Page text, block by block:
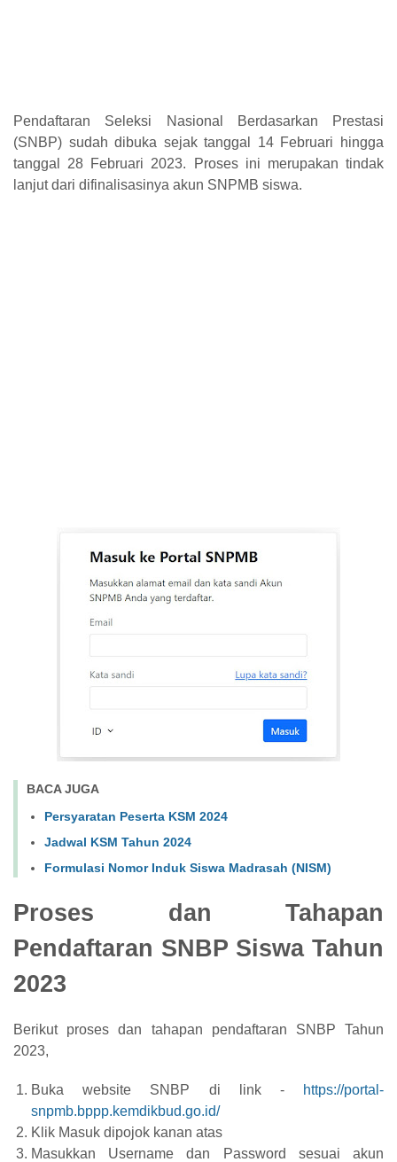
Pendaftaran Seleksi Nasional Berdasarkan Prestasi
(SNBP) sudah dibuka sejak tanggal 14 Februari hingga
tanggal 28 Februari 2023. Proses ini merupakan tindak
lanjut dari difinalisasinya akun SNPMB siswa.
BACA JUGA
Persyaratan Peserta KSM 2024
Jadwal KSM Tahun 2024
Formulasi Nomor Induk Siswa Madrasah (NISM)
Proses dan Tahapan
Pendaftaran SNBP Siswa Tahun
2023
Berikut proses dan tahapan pendaftaran SNBP Tahun
2023,
Buka website SNBP di link -
https://portal-
snpmb.bppp.kemdikbud.go.id/
Klik Masuk dipojok kanan atas
Masukkan Username dan Password sesuai akun